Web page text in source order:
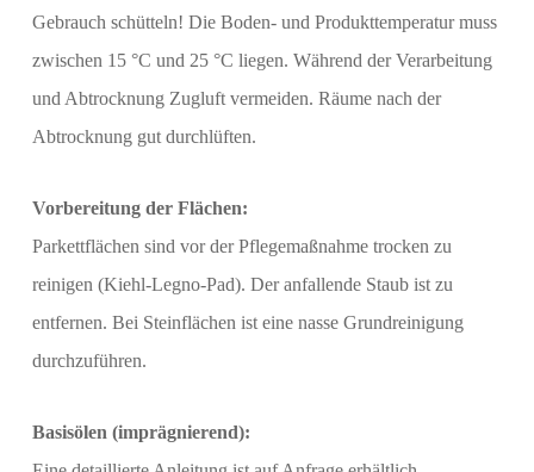
Gebrauch schütteln! Die Boden- und Produkttemperatur muss
zwischen 15 °C und 25 °C liegen. Während der Verarbeitung
und Abtrocknung Zugluft vermeiden. Räume nach der
Abtrocknung gut durchlüften.
Vorbereitung der Flächen:
Parkettflächen sind vor der Pflegemaßnahme trocken zu
reinigen (Kiehl-Legno-Pad). Der anfallende Staub ist zu
entfernen. Bei Steinflächen ist eine nasse Grundreinigung
durchzuführen.
Basisölen (imprägnierend):